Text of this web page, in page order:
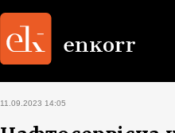
11.09.2023 14:05